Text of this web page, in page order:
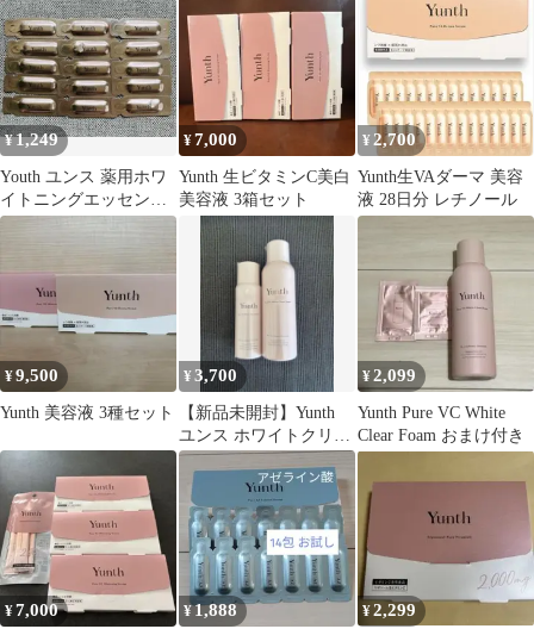
枚
¥1,249
Youth ユンス 薬用ホワ
イトニングエッセンス
PVC 美容液 15個
¥7,000
Yunth 生ビタミンC美白
美容液 3箱セット
¥ 2,700
Yunth生VAダーマ 美容
液 28日分 レチノール
¥9,500
Yunth 美容液 3種セット
¥3,700
【新品未開封】Yunth
ユンス ホワイトクリア
フォーム 2本セット
¥2,099
Yunth Pure VC White
Clear Foam おまけ付き
¥7,000 ¥1,888 ¥2,299